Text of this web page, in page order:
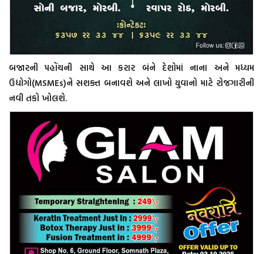
બજારની પહોંચની સાથે આ કરાર બંને દેશોમાં નાના અને મધ્યમ
ઉદ્યોગો(MSMEs)ને સશક્ત બનાવશે અને લાખો યુવાનો માટે રોજગારીની
નવી તકો ખોલશે.